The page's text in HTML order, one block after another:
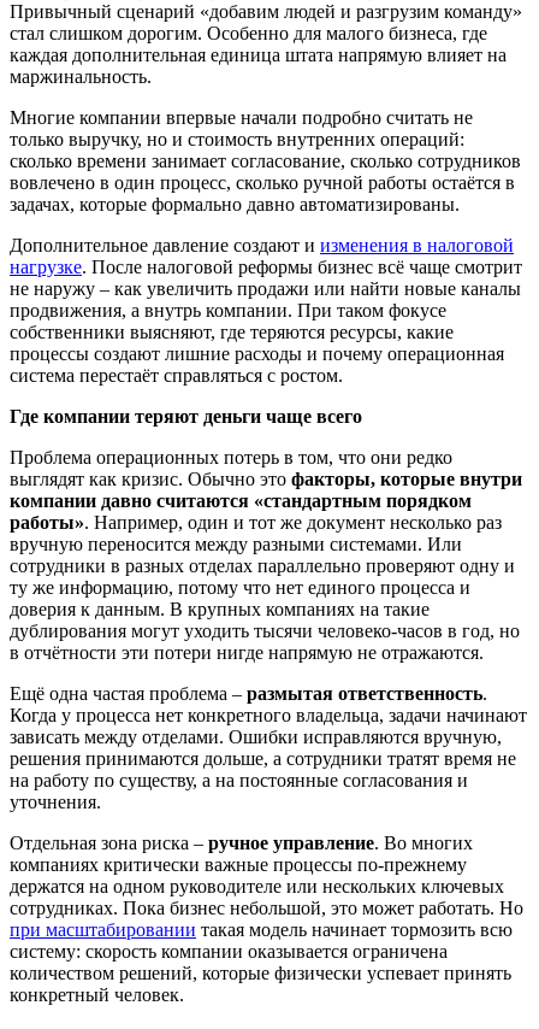
Привычный сценарий «добавим людей и разгрузим команду»
стал слишком дорогим. Особенно для малого бизнеса, где
каждая дополнительная единица штата напрямую влияет на
маржинальность.
Многие компании впервые начали подробно считать не
только выручку, но и стоимость внутренних операций:
сколько времени занимает согласование, сколько сотрудников
вовлечено в один процесс, сколько ручной работы остаётся в
задачах, которые формально давно автоматизированы.
Дополнительное давление создают и изменения в налоговой
нагрузке. После налоговой реформы бизнес всё чаще смотрит
не наружу – как увеличить продажи или найти новые каналы
продвижения, а внутрь компании. При таком фокусе
собственники выясняют, где теряются ресурсы, какие
процессы создают лишние расходы и почему операционная
система перестаёт справляться с ростом.
Где компании теряют деньги чаще всего
Проблема операционных потерь в том, что они редко
выглядят как кризис. Обычно это факторы, которые внутри
компании давно считаются «стандартным порядком
работы». Например, один и тот же документ несколько раз
вручную переносится между разными системами. Или
сотрудники в разных отделах параллельно проверяют одну и
ту же информацию, потому что нет единого процесса и
доверия к данным. В крупных компаниях на такие
дублирования могут уходить тысячи человеко-часов в год, но
в отчётности эти потери нигде напрямую не отражаются.
Ещё одна частая проблема – размытая ответственность.
Когда у процесса нет конкретного владельца, задачи начинают
зависать между отделами. Ошибки исправляются вручную,
решения принимаются дольше, а сотрудники тратят время не
на работу по существу, а на постоянные согласования и
уточнения.
Отдельная зона риска – ручное управление. Во многих
компаниях критически важные процессы по-прежнему
держатся на одном руководителе или нескольких ключевых
сотрудниках. Пока бизнес небольшой, это может работать. Но
при масштабировании такая модель начинает тормозить всю
систему: скорость компании оказывается ограничена
количеством решений, которые физически успевает принять
конкретный человек.